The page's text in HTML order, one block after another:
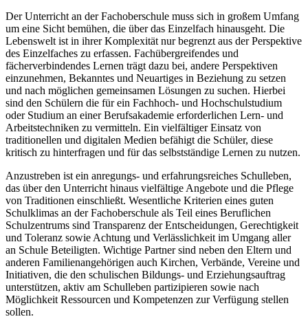
Der Unterricht an der Fachoberschule muss sich in großem Umfang
um eine Sicht bemühen, die über das Einzelfach hinausgeht. Die
Lebenswelt ist in ihrer Komplexität nur begrenzt aus der Perspektive
des Einzelfaches zu erfassen. Fachübergreifendes und
fächerverbindendes Lernen trägt dazu bei, andere Perspektiven
einzunehmen, Bekanntes und Neuartiges in Beziehung zu setzen
und nach möglichen gemeinsamen Lösungen zu suchen. Hierbei
sind den Schülern die für ein Fachhoch- und Hochschulstudium
oder Studium an einer Berufsakademie erforderlichen Lern- und
Arbeitstechniken zu vermitteln. Ein vielfältiger Einsatz von
traditionellen und digitalen Medien befähigt die Schüler, diese
kritisch zu hinterfragen und für das selbstständige Lernen zu nutzen.
Anzustreben ist ein anregungs- und erfahrungsreiches Schulleben,
das über den Unterricht hinaus vielfältige Angebote und die Pflege
von Traditionen einschließt. Wesentliche Kriterien eines guten
Schulklimas an der Fachoberschule als Teil eines Beruflichen
Schulzentrums sind Transparenz der Entscheidungen, Gerechtigkeit
und Toleranz sowie Achtung und Verlässlichkeit im Umgang aller
an Schule Beteiligten. Wichtige Partner sind neben den Eltern und
anderen Familienangehörigen auch Kirchen, Verbände, Vereine und
Initiativen, die den schulischen Bildungs- und Erziehungsauftrag
unterstützen, aktiv am Schulleben partizipieren sowie nach
Möglichkeit Ressourcen und Kompetenzen zur Verfügung stellen
sollen.